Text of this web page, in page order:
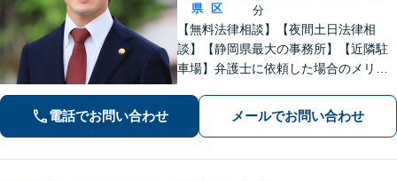
県
区
分
【無料法律相談】【夜間土日法律相
談】【静岡県最大の事務所】【近隣駐
車場】弁護士に依頼した場合のメリッ
電話でお問い合わせ メールでお問い合わせ